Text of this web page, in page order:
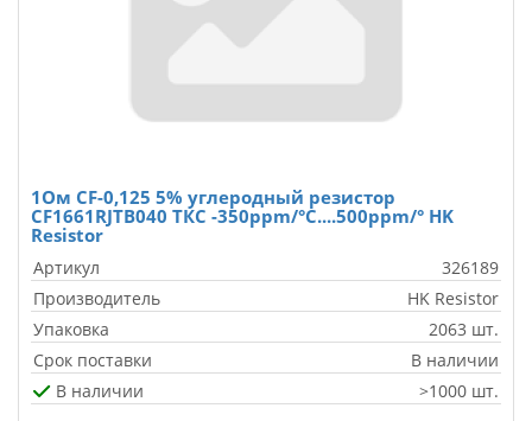
1Ом CF-0,125 5% углеродный резистор
CF1661RJTB040 ТКС -350ppm/°C....500ppm/° HK
Resistor
Артикул
326189
Производитель
HK Resistor
Упаковка
2063 шт.
Срок поставки
В наличии
В наличии
>1000 шт.